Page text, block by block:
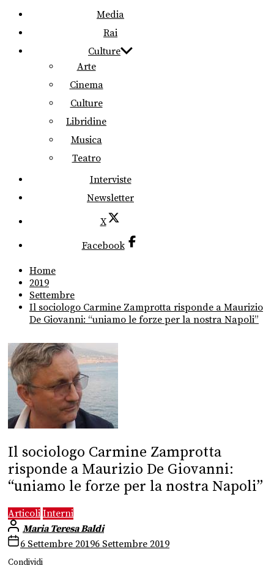
Media
Rai
Culture
Arte
Cinema
Culture
Libridine
Musica
Teatro
Interviste
Newsletter
X
Facebook
Home
2019
Settembre
Il sociologo Carmine Zamprotta risponde a Maurizio
De Giovanni: “uniamo le forze per la nostra Napoli”
Il sociologo Carmine Zamprotta
risponde a Maurizio De Giovanni:
“uniamo le forze per la nostra Napoli”
Articoli Interni
Maria Teresa Baldi
6 Settembre 20196 Settembre 2019
Condividi